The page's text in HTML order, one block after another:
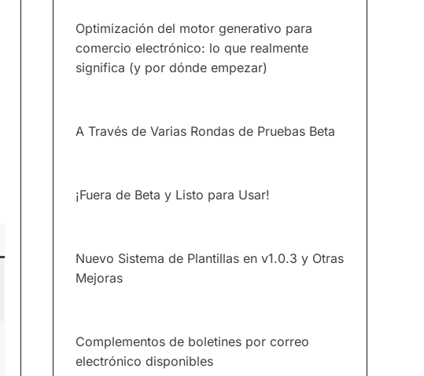
Optimización del motor generativo para
comercio electrónico: lo que realmente
significa (y por dónde empezar)
A Través de Varias Rondas de Pruebas Beta
¡Fuera de Beta y Listo para Usar!
Nuevo Sistema de Plantillas en v1.0.3 y Otras
Mejoras
Complementos de boletines por correo
electrónico disponibles